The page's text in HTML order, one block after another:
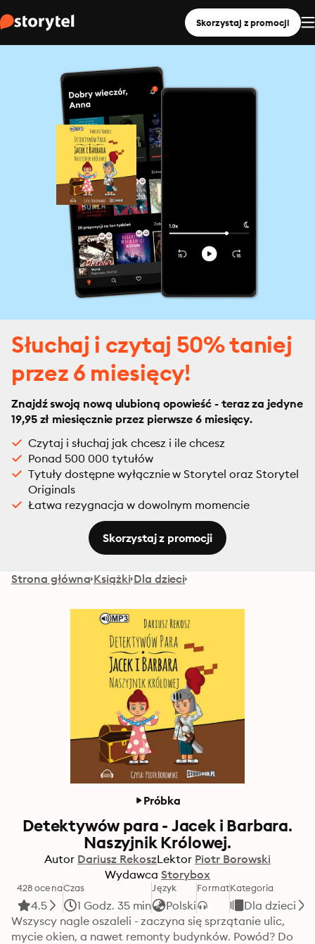
Skorzystaj z promocji
Słuchaj i czytaj 50% taniej
przez 6 miesięcy!
Znajdź swoją nową ulubioną opowieść - teraz za jedyne
19,95 zł miesięcznie przez pierwsze 6 miesięcy.
Czytaj i słuchaj jak chcesz i ile chcesz
Ponad 500 000 tytułów
Tytuły dostępne wyłącznie w Storytel oraz Storytel
Originals
Łatwa rezygnacja w dowolnym momencie
Skorzystaj z promocji
Strona główna Książki Dla dzieci
Próbka
Detektywów para - Jacek i Barbara.
Naszyjnik Królowej.
Autor Dariusz RekoszLektor Piotr Borowski
Wydawca Storybox
428 ocena
4.5
Czas
1 Godz. 35 min
Język
Polski
FormatKategoria
Dla dzieci
Wszyscy nagle oszaleli - zaczyna się sprzątanie ulic,
mycie okien, a nawet remonty budynków. Powód? Do